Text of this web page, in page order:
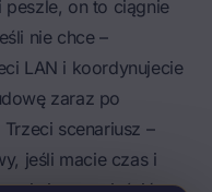
on to ciągnie
nie chce –
LAN i koordynujecie
zaraz po
scenariusz –
jeśli macie czas i